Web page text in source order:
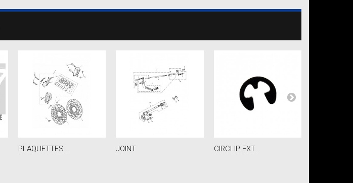
PLAQUETTES... JOINT CIRCLIP EXT...